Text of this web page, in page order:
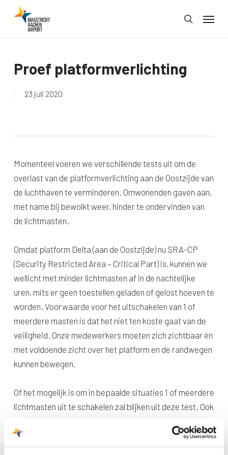
search
Menu
Proef platformverlichting
23 juli 2020
Momenteel voeren we verschillende tests uit om de
overlast van de platformverlichting aan de Oostzijde van
de luchthaven te verminderen. Omwonenden gaven aan,
met name bij bewolkt weer, hinder te ondervinden van
de lichtmasten.
Omdat platform Delta (aan de Oostzijde) nu SRA-CP
(Security Restricted Area – Critical Part) is, kunnen we
wellicht met minder lichtmasten af in de nachtelijke
uren, mits er geen toestellen geladen of gelost hoeven te
worden. Voorwaarde voor het uitschakelen van 1 of
meerdere masten is dat het niet ten koste gaat van de
veiligheid. Onze medewerkers moeten zich zichtbaar én
met voldoende zicht over het platform en de randwegen
kunnen bewegen.
Of het mogelijk is om in bepaalde situaties 1 of meerdere
lichtmasten uit te schakelen zal blijken uit deze test. Ook
de lichtmasten wel en niet uitgeschakeld kunnen
worden.